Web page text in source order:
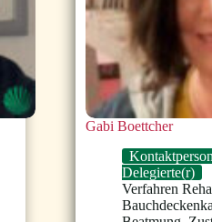
Gabi Boettcher
Kontaktperson
Delegierte(r)
Verfahren Reha